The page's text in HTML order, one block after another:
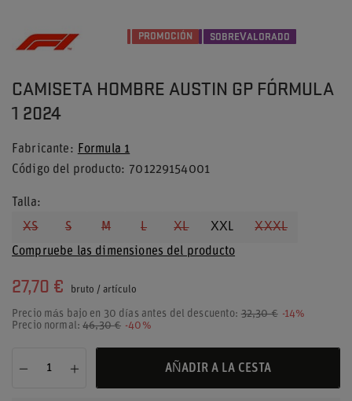
PROMOCIÓN SOBREVALORADO
CAMISETA HOMBRE AUSTIN GP FÓRMULA
1 2024
Fabricante
Formula 1
Código del producto
701229154001
Talla
XS
S M L XL XXL
XXXL
Compruebe las dimensiones del producto
27,70 € bruto / artículo
Precio más bajo en 30 días antes del descuento: 32,30 € -14%
Precio normal:46,30 € -40%
AÑADIR A LA CESTA